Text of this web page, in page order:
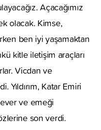
Açacağımız
olacak. Kimse,
ben iyi yaşamaktan
kitle iletişim araçları
Vicdan ve
Yıldırım, Katar Emiri
ve emeği
son verdi.